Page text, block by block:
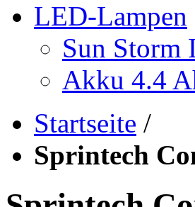
LED-Lampen
Sun Storm
Akku 4.4
Startseite /
Sprintech